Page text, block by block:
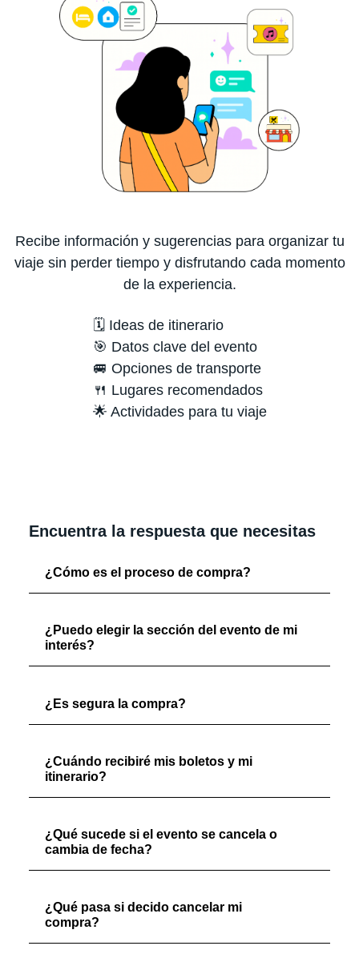
Recibe información y sugerencias para organizar tu
viaje sin perder tiempo y disfrutando cada momento
de la experiencia.
🗓️ Ideas de itinerario
🎯 Datos clave del evento
🚐 Opciones de transporte
🍴 Lugares recomendados
🌟 Actividades para tu viaje
Encuentra la respuesta que necesitas
¿Cómo es el proceso de compra?
¿Puedo elegir la sección del evento de mi
interés?
¿Es segura la compra?
¿Cuándo recibiré mis boletos y mi
itinerario?
¿Qué sucede si el evento se cancela o
cambia de fecha?
¿Qué pasa si decido cancelar mi
compra?